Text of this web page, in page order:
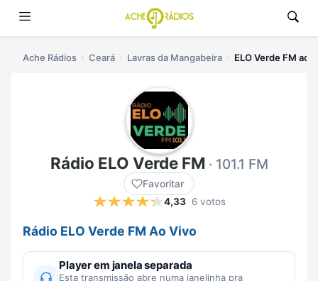
Ache Rádios Ceará Lavras da Mangabeira ELO Verde FM ao
Rádio ELO Verde FM · 101.1 FM
Favoritar
4,33 6 votos
Rádio ELO Verde FM Ao Vivo
Player em janela separada
Esta transmissão abre numa janelinha pra